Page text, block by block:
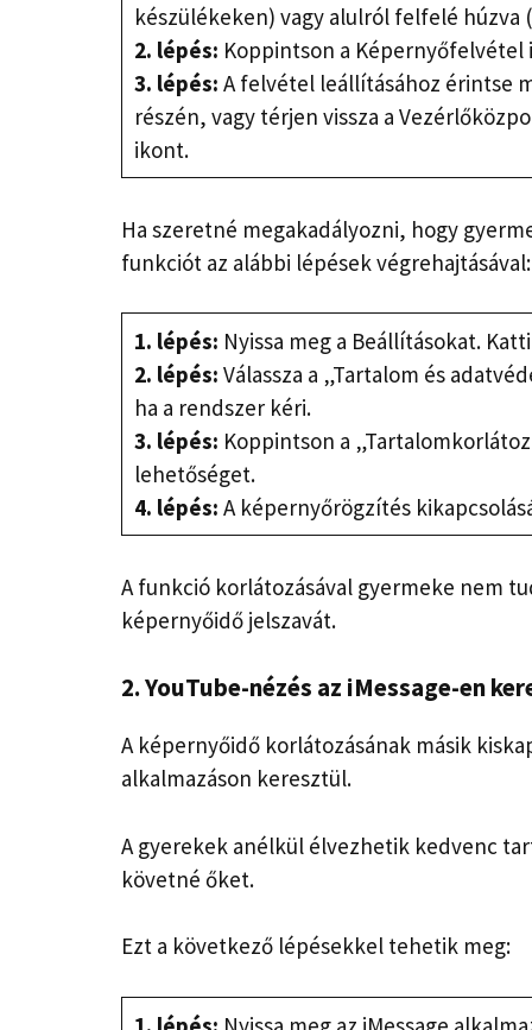
készülékeken) vagy alulról felfelé
2. lépés: Koppintson a
3. lépés: A felvétel leállításához érintse
részén, vagy térjen vissza a
ikont.
Ha szeretné megakadályozni, hogy
funkciót az alábbi lépések végrehajtásával:
1. lépés: Nyissa meg a Beállításokat.
2. lépés: Válassza a „Tartalom és
ha a rendszer kéri.
3. lépés: Koppintson a
lehetőséget.
4. lépés: A képernyőrögzítés
A funkció korlátozásával gyermeke nem
képernyőidő jelszavát.
2. YouTube-nézés az iMessage-en
A képernyőidő korlátozásának másik
alkalmazáson keresztül.
A gyerekek anélkül élvezhetik kedvenc
követné őket.
Ezt a következő lépésekkel tehetik meg: